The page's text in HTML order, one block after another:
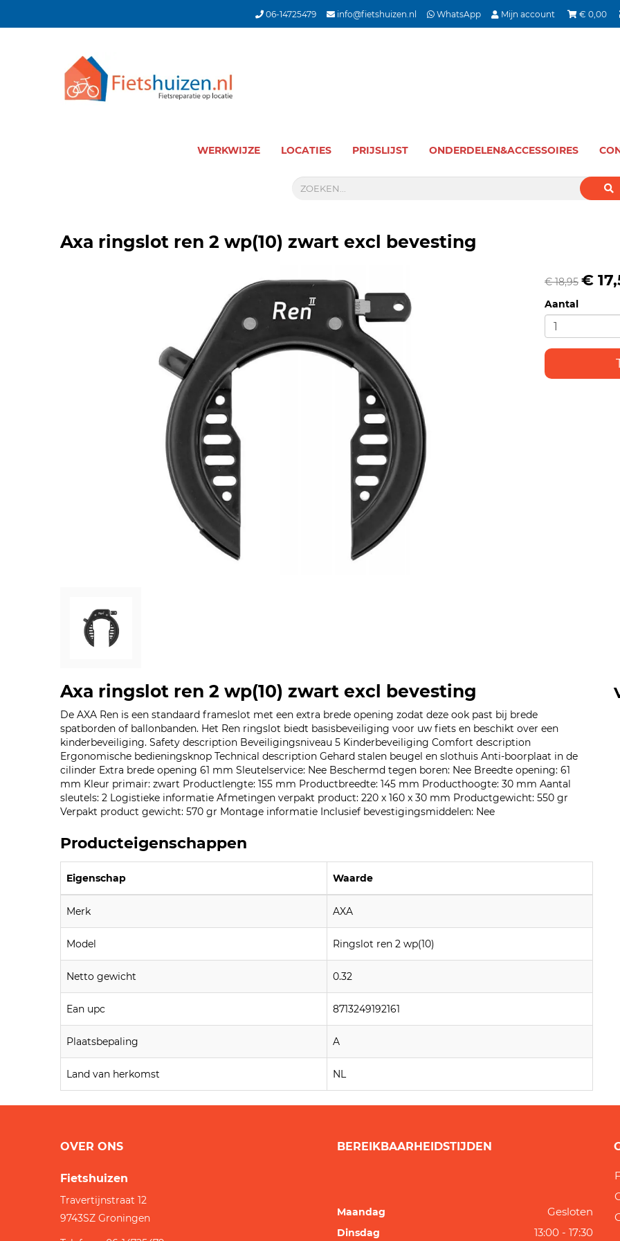
06-14725479 info@fietshuizen.nl WhatsApp Mijn account € 0,00
WERKWIJZE LOCATIES PRIJSLIJST ONDERDELEN&ACCESSOIRES
Axa ringslot ren 2 wp(10) zwart excl bevesting
€ 18,95 €
Aantal
Axa ringslot ren 2 wp(10) zwart excl bevesting
De AXA Ren is een standaard frameslot met een extra brede opening zodat deze ook past bij brede
spatborden of ballonbanden. Het Ren ringslot biedt basisbeveiliging voor uw fiets en beschikt over een
kinderbeveiliging. Safety description Beveiligingsniveau 5 Kinderbeveiliging Comfort description
Ergonomische bedieningsknop Technical description Gehard stalen beugel en slothuis Anti-boorplaat in de
cilinder Extra brede opening 61 mm Sleutelservice: Nee Beschermd tegen boren: Nee Breedte opening: 61
mm Kleur primair: zwart Productlengte: 155 mm Productbreedte: 145 mm Producthoogte: 30 mm Aantal
sleutels: 2 Logistieke informatie Afmetingen verpakt product: 220 x 160 x 30 mm Productgewicht: 550 gr
Verpakt product gewicht: 570 gr Montage informatie Inclusief bevestigingsmiddelen: Nee
Producteigenschappen
Eigenschap Waarde
Merk AXA
Model Ringslot ren 2 wp(10)
Netto gewicht 0.32
Ean upc 8713249192161
Plaatsbepaling A
Land van herkomst NL
OVER ONS
Fietshuizen
Travertijnstraat 12
9743SZ Groningen
BEREIKBAARHEIDSTIJDEN
Maandag Gesloten
Dinsdag 13:00 - 17:30